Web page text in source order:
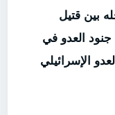
بين قتيل
العدو في
‏الإسرائيلي